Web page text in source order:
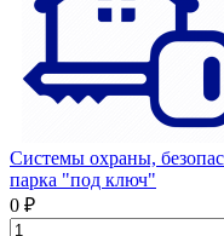
Системы охраны,
парка "под ключ"
0 ₽